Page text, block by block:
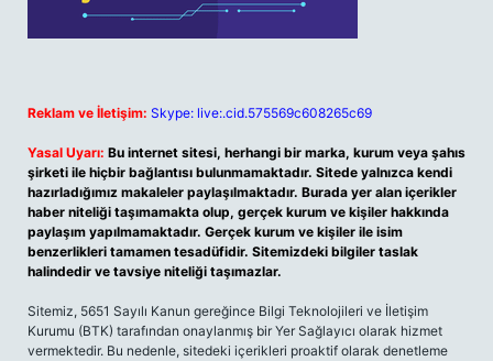
Reklam ve İletişim: Skype: live:.cid.575569c608265c69
Yasal Uyarı: Bu internet sitesi, herhangi bir marka, kurum veya şahıs
şirketi ile hiçbir bağlantısı bulunmamaktadır. Sitede yalnızca kendi
hazırladığımız makaleler paylaşılmaktadır. Burada yer alan içerikler
haber niteliği taşımamakta olup, gerçek kurum ve kişiler hakkında
paylaşım yapılmamaktadır. Gerçek kurum ve kişiler ile isim
benzerlikleri tamamen tesadüfidir. Sitemizdeki bilgiler taslak
halindedir ve tavsiye niteliği taşımazlar.
Sitemiz, 5651 Sayılı Kanun gereğince Bilgi Teknolojileri ve İletişim
Kurumu (BTK) tarafından onaylanmış bir Yer Sağlayıcı olarak hizmet
vermektedir. Bu nedenle, sitedeki içerikleri proaktif olarak denetleme